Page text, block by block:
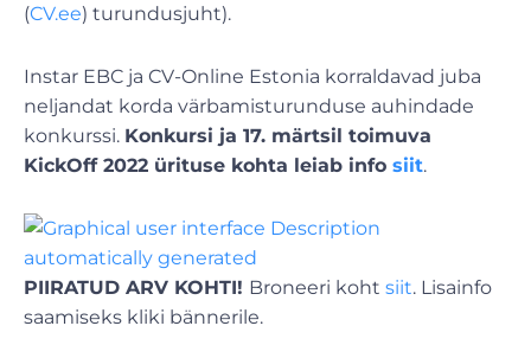
(CV.ee) turundusjuht).
Instar EBC ja CV-Online Estonia korraldavad juba
neljandat korda värbamisturunduse auhindade
konkurssi. Konkursi ja 17. märtsil toimuva
KickOff 2022 ürituse kohta leiab info siit.
PIIRATUD ARV KOHTI! Broneeri koht siit. Lisainfo
saamiseks kliki bännerile.